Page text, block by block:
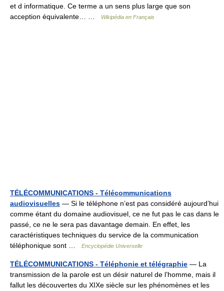
et d informatique. Ce terme a un sens plus large que son
acception équivalente… …
Wikipédia en Français
TÉLÉCOMMUNICATIONS - Télécommunications
audiovisuelles — Si le téléphone n’est pas considéré aujourd’hui
comme étant du domaine audiovisuel, ce ne fut pas le cas dans le
passé, ce ne le sera pas davantage demain. En effet, les
caractéristiques techniques du service de la communication
téléphonique sont …
Encyclopédie Universelle
TÉLÉCOMMUNICATIONS - Téléphonie et télégraphie — La
transmission de la parole est un désir naturel de l’homme, mais il
fallut les découvertes du XIXe siècle sur les phénomènes et les